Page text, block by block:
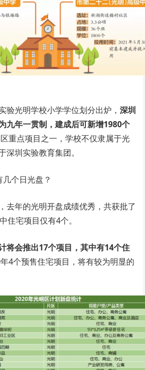
验光明学校小学学位划分出炉，深圳
九年一贯制，建成后可新增1980个
重点项目之一，学校不仅隶属于光
深圳实验教育集团。
个日光盘？
去年的光明开盘成绩优秀，共获批了
住宅项目仅有4个。
将会推出17个项目，其中有14个住
4个预售住宅项目，将有较为明显的